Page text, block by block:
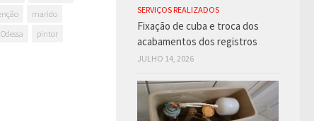
marido
pintor
SERVIÇOS REALIZADOS
Fixação de cuba e troca dos
acabamentos dos registros
JULHO 14, 2026